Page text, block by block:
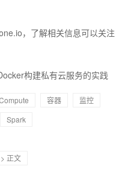
，了解相关信息可以关注
构建私有云服务的实践
容器
监控
Spark
> 正文